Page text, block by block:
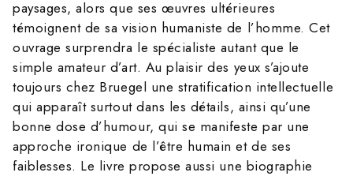
paysages, alors que ses œuvres ultérieures
témoignent de sa vision humaniste de l’homme. Cet
ouvrage surprendra le spécialiste autant que le
simple amateur d’art. Au plaisir des yeux s’ajoute
toujours chez Bruegel une stratification intellectuelle
qui apparaît surtout dans les détails, ainsi qu’une
bonne dose d’humour, qui se manifeste par une
approche ironique de l’être humain et de ses
faiblesses. Le livre propose aussi une biographie